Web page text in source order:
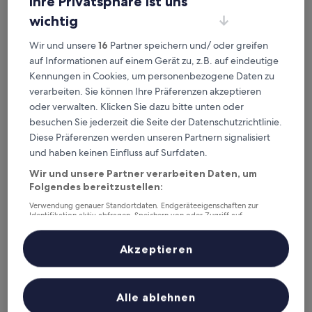
Hangzhou Jiutai Hotel
Hangzhou Jiutai Hotel
3.5-
Sterne-
Unterkunft
Qianjiang New Town, 3,2 km von U-Bahn-Station Jiangling
entfernt
9.6
von
Außergewöhnlich,
(5
9,6/10 Außergewöhnlich (5 Bewertungen)
Preis
inkl. Steuern & Gebühren
Ji Hotel
wichtig
Wir und unsere16 Partner speichern und/ oder greifen
auf Informationen auf einem Gerät zu, z.B. auf eindeutige
Kennungen in Cookies, um personenbezogene Daten zu
verarbeiten. Sie können Ihre Präferenzen akzeptieren
oder verwalten. Klicken Sie dazu bitte unten oder
besuchen Sie jederzeit die Seite der Datenschutzrichtlinie.
Diese Präferenzen werden unseren Partnern signalisiert
und haben keinen Einfluss auf Surfdaten.
Wir und unsere Partner verarbeiten Daten, um
Folgendes bereitzustellen:
Verwendung genauer Standortdaten. Endgeräteeigenschaften zur
Identifikation aktiv abfragen. Speichern von oder Zugriff auf
Inhalte, Messung von Werbeleistung und der Performance von Inhalten,
Zielgruppenforschung sowie Entwicklung und Verbesserung von
Liste der Partner (Lieferanten)
Alle ablehnen
Akzeptieren